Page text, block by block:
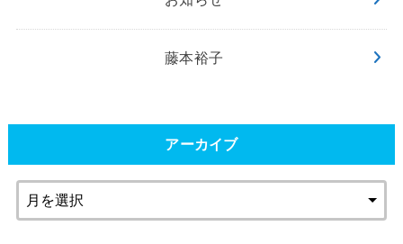
藤本裕子
アーカイブ